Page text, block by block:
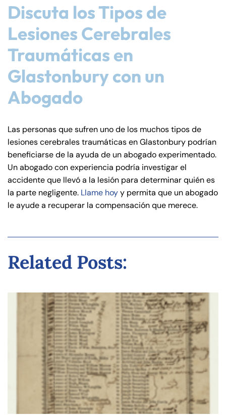
Discuta los Tipos de
Lesiones Cerebrales
Traumáticas en
Glastonbury con un
Abogado
Las personas que sufren uno de los muchos tipos de
lesiones cerebrales traumáticas en Glastonbury podrían
beneficiarse de la ayuda de un abogado experimentado.
Un abogado con experiencia podría investigar el
accidente que llevó a la lesión para determinar quién es
la parte negligente. Llame hoyy permita que un abogado
le ayude a recuperar la compensación que merece.
Related Posts: